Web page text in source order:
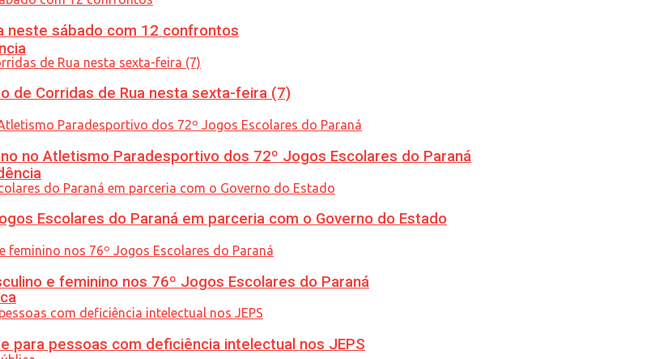
neste sábado com 12 confrontos
de Corridas de Rua nesta sexta-feira (7)
no Atletismo Paradesportivo dos 72º Jogos Escolares do Paraná
Escolares do Paraná em parceria com o Governo do Estado
e feminino nos 76º Jogos Escolares do Paraná
para pessoas com deficiência intelectual nos JEPS